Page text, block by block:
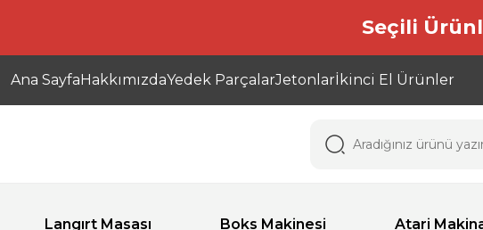
Seçili
Ana SayfaHakkımızdaYedek ParçalarJetonlarİkinci El Ürünler
Langırt Masası Boks Makinesi Atari